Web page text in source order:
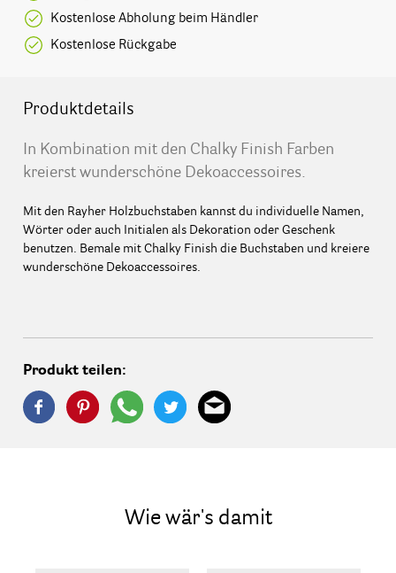
Kostenlose Abholung beim Händler
Kostenlose Rückgabe
Produktdetails
In Kombination mit den Chalky Finish Farben
kreierst wunderschöne Dekoaccessoires.
Mit den Rayher Holzbuchstaben kannst du individuelle Namen,
Wörter oder auch Initialen als Dekoration oder Geschenk
benutzen. Bemale mit Chalky Finish die Buchstaben und kreiere
wunderschöne Dekoaccessoires.
Produkt teilen:
Wie wär's damit